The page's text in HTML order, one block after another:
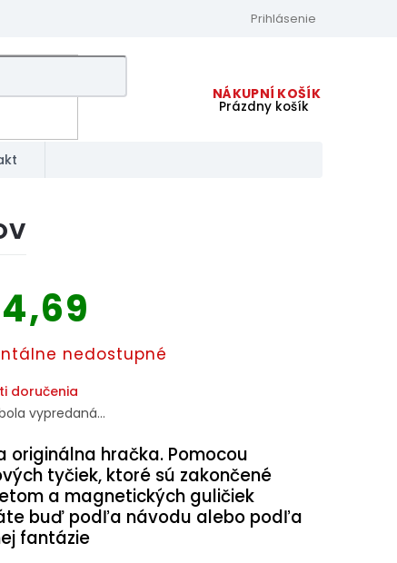
Prihlásenie
NÁKUPNÝ
Prázdny košík
nedostupné
doručenia
vypredaná…
originálna hračka. Pomocou
tyčiek, ktoré sú zakončené
a magnetických guličiek
buď podľa návodu alebo podľa
fantázie